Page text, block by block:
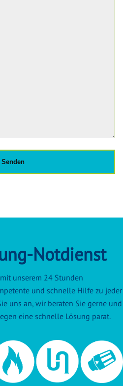
Notdienst
unserem 24 Stunden
und schnelle Hilfe zu jeder
uns an, wir beraten Sie gerne und
eine schnelle Lösung parat.